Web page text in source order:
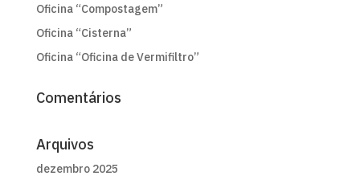
Oficina “Compostagem”
Oficina “Cisterna”
Oficina “Oficina de Vermifiltro”
Comentários
Arquivos
dezembro 2025